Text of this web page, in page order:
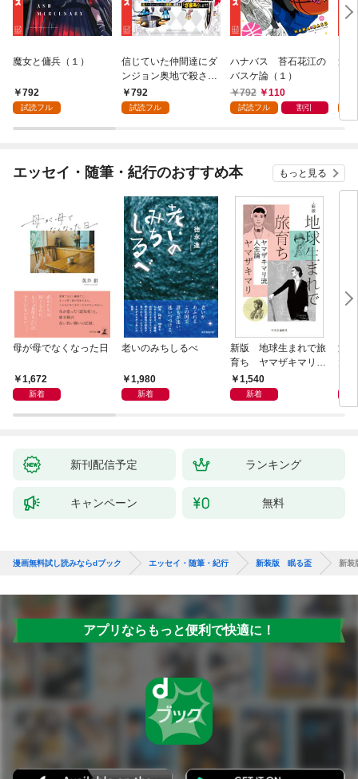
魔女と傭兵（１）
792
試読フル
信じていた仲間達にダ
ンジョン奥地で殺され
かけたがギフト『無限
ガチャ』でレベル９９
（１）
792
試読フル
ハナバス 苔石花江の
バスケ論（１）
792
110
試読フル 割引
追
強
～
（
エッセイ・随筆・紀行のおすすめ本 もっと見る
母が母でなくなった日
1,672
新着
老いのみちしるべ
1,980
新着
新版 地球生まれで旅
育ち ヤマザキマリ流
人生論
1,540
新着
激
新刊配信予定 ランキング
キャンペーン 無料
漫画無料試し読みならdブック エッセイ・随筆・紀行 新装版 眠る盃 新
アプリならもっと便利で快適に！